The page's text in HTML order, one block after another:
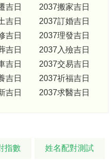
吉日
2037搬家吉日
吉日
2037訂婚吉日
吉日
2037理發吉日
吉日
2037入殮吉日
吉日
2037交易吉日
吉日
2037祈福吉日
吉日 2037求醫吉日
指數 姓名配對測試